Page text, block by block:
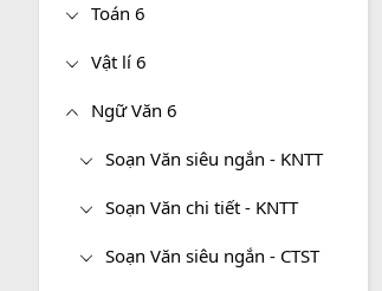
Toán 6
Vật lí 6
Ngữ Văn 6
Soạn Văn siêu ngắn - KNTT
Soạn Văn chi tiết - KNTT
Soạn Văn siêu ngắn - CTST